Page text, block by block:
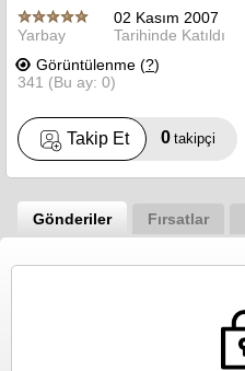
Yarbay
02 Kasım 2007
Tarihinde Katıldı
Görüntülenme (?)
341 (Bu ay: 0)
Takip Et 0 takipçi
Gönderiler Fırsatlar